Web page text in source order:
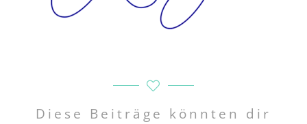
Diese Beiträge könnten dir